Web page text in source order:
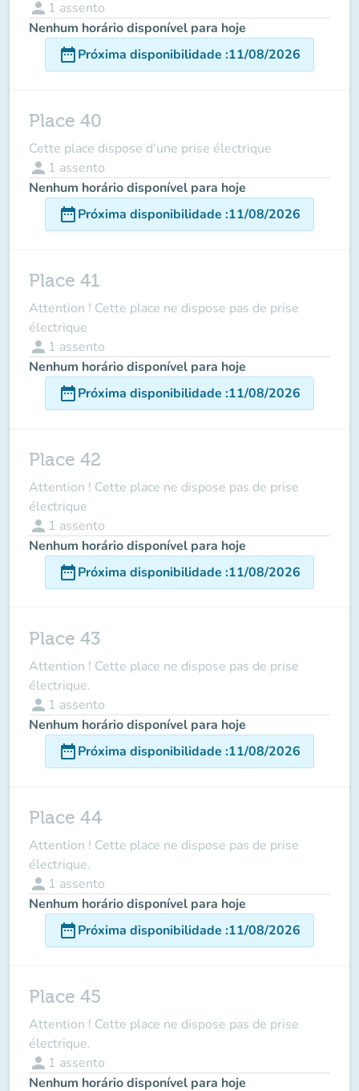
person 1 assento
Nenhum horário disponível para hoje
date_rangePróxima disponibilidade :11/08/2026
Place 40
Cette place dispose d'une prise électrique
person 1 assento
Nenhum horário disponível para hoje
date_rangePróxima disponibilidade :11/08/2026
Place 41
Attention ! Cette place ne dispose pas de prise
électrique
person 1 assento
Nenhum horário disponível para hoje
date_rangePróxima disponibilidade :11/08/2026
Place 42
Attention ! Cette place ne dispose pas de prise
électrique
person 1 assento
Nenhum horário disponível para hoje
date_rangePróxima disponibilidade :11/08/2026
Place 43
Attention ! Cette place ne dispose pas de prise
électrique.
person 1 assento
Nenhum horário disponível para hoje
date_rangePróxima disponibilidade :11/08/2026
Place 44
Attention ! Cette place ne dispose pas de prise
électrique.
person 1 assento
Nenhum horário disponível para hoje
date_rangePróxima disponibilidade :11/08/2026
Place 45
Attention ! Cette place ne dispose pas de prise
électrique.
person 1 assento
Nenhum horário disponível para hoje